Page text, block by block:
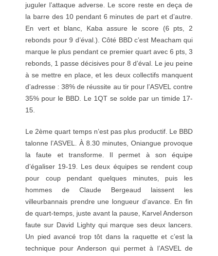
juguler l’attaque adverse. Le score reste en deça de
la barre des 10 pendant 6 minutes de part et d’autre.
En vert et blanc, Kaba assure le score (6 pts, 2
rebonds pour 9 d’éval.). Côté BBD c’est Meacham qui
marque le plus pendant ce premier quart avec 6 pts, 3
rebonds, 1 passe décisives pour 8 d’éval. Le jeu peine
à se mettre en place, et les deux collectifs manquent
d’adresse : 38% de réussite au tir pour l’ASVEL contre
35% pour le BBD. Le 1QT se solde par un timide 17-
15.
Le 2ème quart temps n’est pas plus productif. Le BBD
talonne l’ASVEL. À 8.30 minutes, Oniangue provoque
la faute et transforme. Il permet à son équipe
d’égaliser 19-19. Les deux équipes se rendent coup
pour coup pendant quelques minutes, puis les
hommes de Claude Bergeaud laissent les
villeurbannais prendre une longueur d’avance. En fin
de quart-temps, juste avant la pause, Karvel Anderson
faute sur David Lighty qui marque ses deux lancers.
Un pied avancé trop tôt dans la raquette et c’est la
technique pour Anderson qui permet à l’ASVEL de